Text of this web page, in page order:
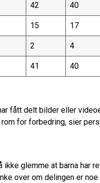
42 40
15 17
2 4
41 40
fått delt bilder eller
for forbedring, sier
glemme at barna har
over om delingen er